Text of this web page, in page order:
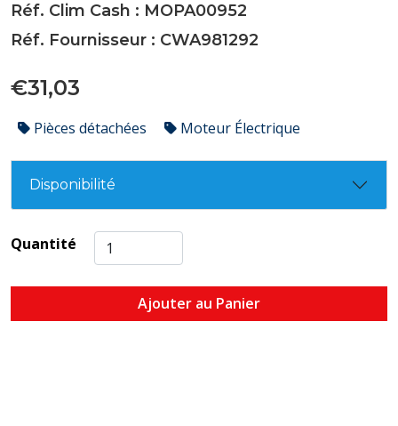
Réf. Clim Cash : MOPA00952
Réf. Fournisseur : CWA981292
€31,03
Pièces détachées Moteur Électrique
Disponibilité
Quantité
Ajouter au Panier